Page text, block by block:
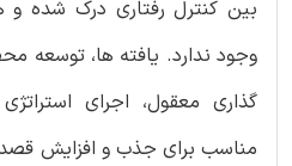
بین کنترل رفتاری درک شده
وجود ندارد. یافته ها، توسعه
گذاری معقول، اجرای
مناسب برای جذب و افزایش